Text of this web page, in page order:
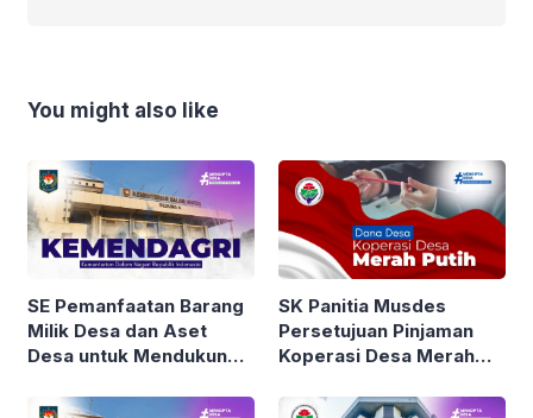
You might also like
SE Pemanfaatan Barang
Milik Desa dan Aset
Desa untuk Mendukung
Merah Putih
SK Panitia Musdes
Persetujuan Pinjaman
Koperasi Desa Merah